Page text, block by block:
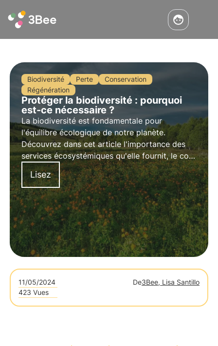
Biodiversité Perte
Conservation
Régénération
Protéger la biodiversité : pourquoi
est-ce nécessaire ?
La biodiversité est fondamentale pour
l'équilibre écologique de notre planète.
Découvrez dans cet article l'importance des
services écosystémiques qu'elle fournit, le coût
de sa perte et les stratégies essentielles à sa
conservation.
Lisez
11/05/2024 De3Bee, Lisa Santillo
423 Vues